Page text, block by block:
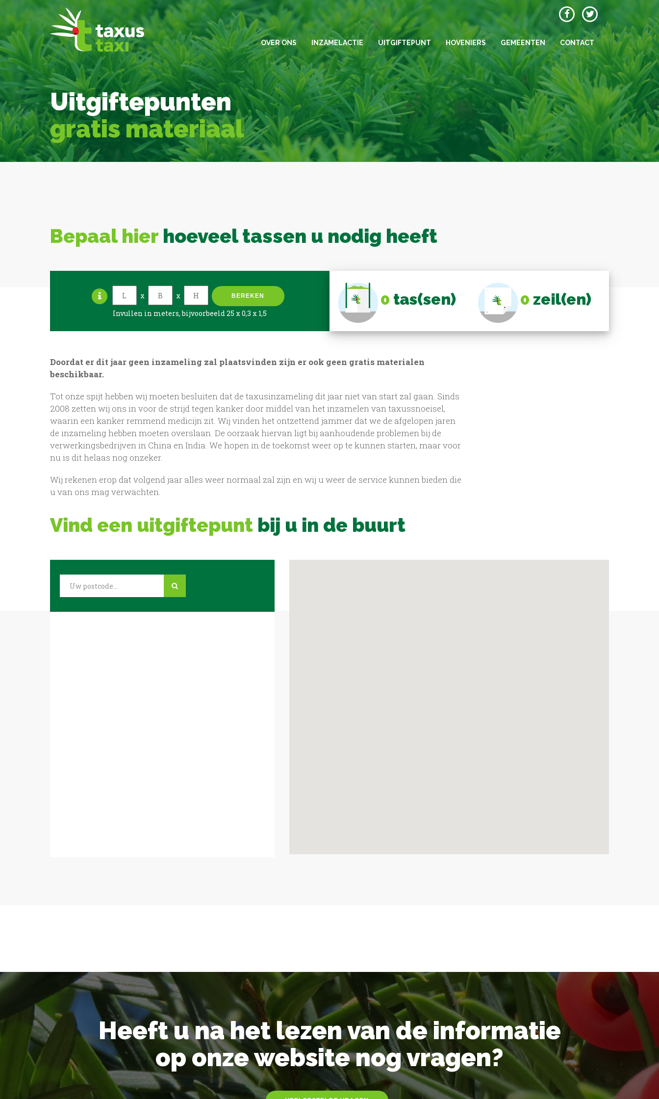
OVER ONS INZAMELACTIE UITGIFTEPUNT HOVENIERS GEMEENTEN CONTACT
Uitgiftepunten
gratis materiaal
Bepaal hier hoeveel tassen u nodig heeft
x x BEREKEN
Invullen in meters, bijvoorbeeld 25 x 0,3 x 1,5
0 tas(sen) 0 zeil(en)
Doordat er dit jaar geen inzameling zal plaatsvinden zijn er ook geen gratis materialen
beschikbaar.
Tot onze spijt hebben wij moeten besluiten dat de taxusinzameling dit jaar niet van start zal gaan. Sinds
2008 zetten wij ons in voor de strijd tegen kanker door middel van het inzamelen van taxussnoeisel,
waarin een kanker remmend medicijn zit. Wij vinden het ontzettend jammer dat we de afgelopen jaren
de inzameling hebben moeten overslaan. De oorzaak hiervan ligt bij aanhoudende problemen bij de
verwerkingsbedrijven in China en India. We hopen in de toekomst weer op te kunnen starten, maar voor
nu is dit helaas nog onzeker.
Wij rekenen erop dat volgend jaar alles weer normaal zal zijn en wij u weer de service kunnen bieden die
u van ons mag verwachten.
Vind een uitgiftepunt bij u in de buurt
Heeft u na het lezen van de informatie
op onze website nog vragen?